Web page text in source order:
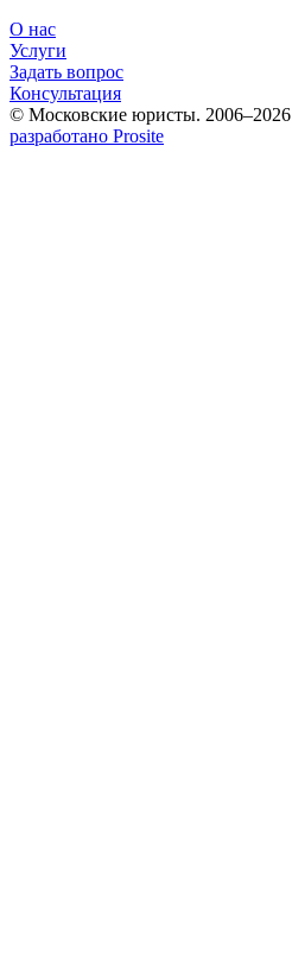
О нас
Услуги
Задать вопрос
Консультация
© Московские юристы. 2006–2026
разработано Prosite